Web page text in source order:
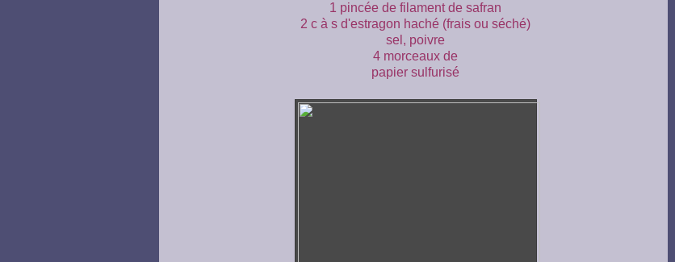
1 pincée de filament de safran
2 c à s d'estragon haché (frais ou séché)
sel, poivre
4 morceaux de
papier sulfurisé